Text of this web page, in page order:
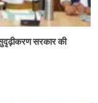
सरकार की